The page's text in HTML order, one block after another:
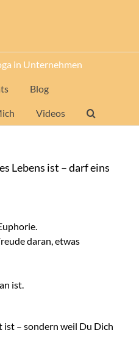
in Unternehmen
Blog
Videos
Lebens ist – darf eins
daran, etwas
ist.
ist – sondern weil Du Dich